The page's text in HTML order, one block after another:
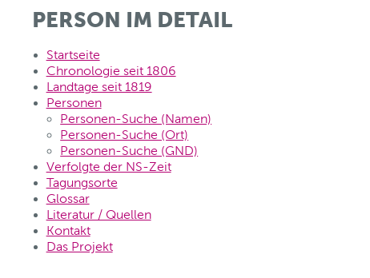
PERSON IM DETAIL
Startseite
Chronologie seit 1806
Landtage seit 1819
Personen
Personen-Suche (Namen)
Personen-Suche (Ort)
Personen-Suche (GND)
Verfolgte der NS-Zeit
Tagungsorte
Glossar
Literatur / Quellen
Kontakt
Das Projekt